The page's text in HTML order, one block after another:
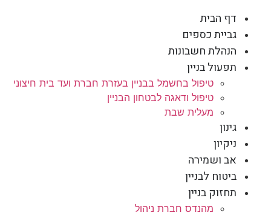
דף הבית
גביית כספים
הנהלת חשבונות
תפעול בניין
טיפול בחשמל בבניין בעזרת חברת ועד בית חיצוני
טיפול ודאגה לבטחון הבניין
מעלית שבת
גינון
ניקיון
אב ושמירה
ביטוח לבניין
תחזוק בניין
מהנדס חברת ניהול